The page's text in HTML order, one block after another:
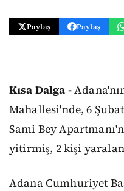
Paylaş Paylaş
Kısa Dalga -
Mahallesi'nde, 6
Sami Bey
yitirmiş, 2 kişi
Adana Cumhuriyet